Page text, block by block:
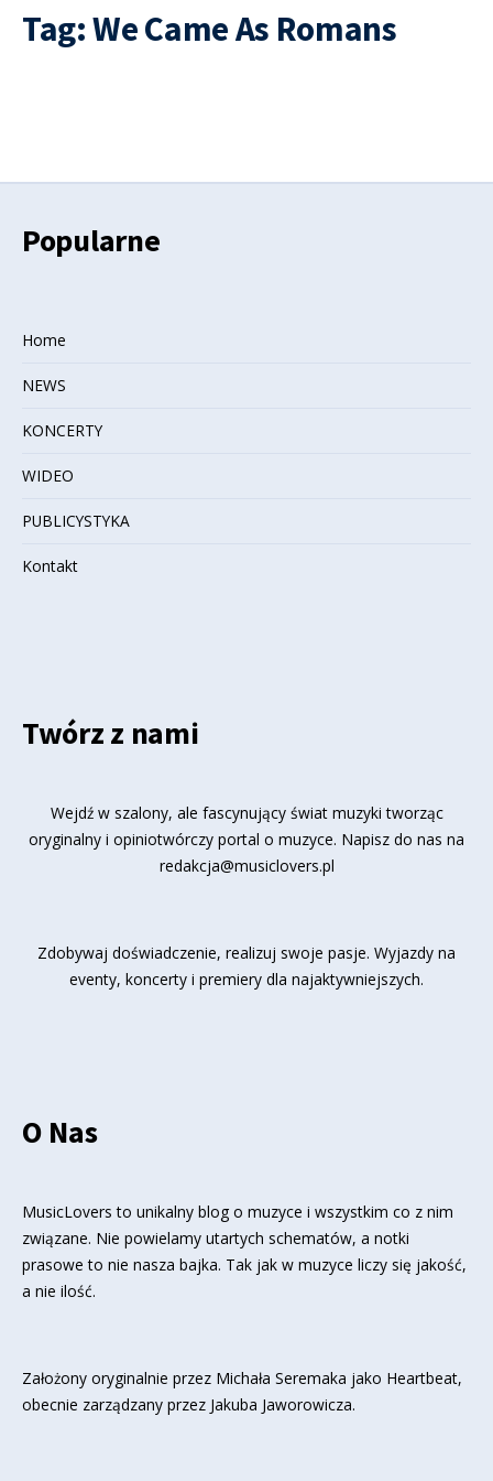
Tag:We Came As Romans
27 SIERPNIA, 2018 • DZIAŁ NEWS
Popularne
Home
NEWS
KONCERTY
WIDEO
PUBLICYSTYKA
Kontakt
Twórz z nami
Wejdź w szalony, ale fascynujący świat muzyki tworząc
oryginalny i opiniotwórczy portal o muzyce. Napisz do nas na
redakcja@musiclovers.pl
Zdobywaj doświadczenie, realizuj swoje pasje. Wyjazdy na
eventy, koncerty i premiery dla najaktywniejszych.
O Nas
MusicLovers to unikalny blog o muzyce i wszystkim co z nim
związane. Nie powielamy utartych schematów, a notki
prasowe to nie nasza bajka. Tak jak w muzyce liczy się jakość,
a nie ilość.
Założony oryginalnie przez Michała Seremaka jako Heartbeat,
obecnie zarządzany przez Jakuba Jaworowicza.